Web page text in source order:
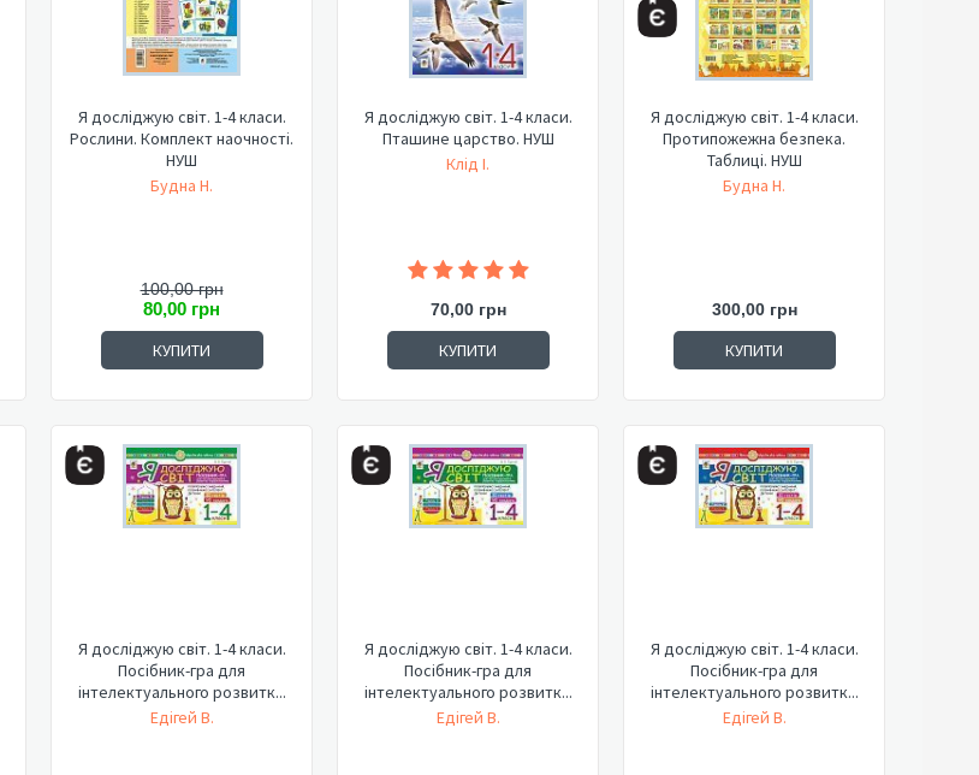
Я досліджую світ. 1-4 класи.
Рослини. Комплект наочності.
НУШ
Будна Н.
100,00 грн
80,00 грн
КУПИТИ
Я досліджую світ. 1-4 класи.
Пташине царство. НУШ
Клід І.
70,00 грн
КУПИТИ
Я досліджую світ. 1-4 класи.
Протипожежна безпека.
Таблиці. НУШ
Будна Н.
300,00 грн
КУПИТИ
Я досліджую світ. 1-4 класи.
Посібник-гра для
інтелектуального розвитк...
Едігей В.
Я досліджую світ. 1-4 класи.
Посібник-гра для
інтелектуального розвитк...
Едігей В.
Я досліджую світ. 1-4 класи.
Посібник-гра для
інтелектуального розвитк...
Едігей В.